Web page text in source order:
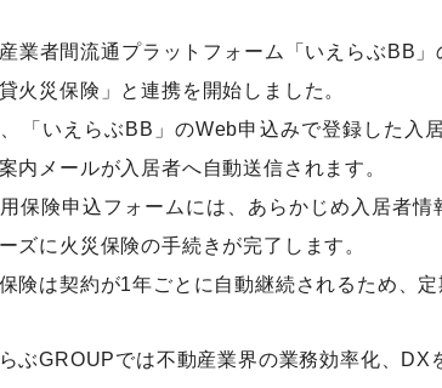
業者間流通プラットフォーム「いえらぶBB
火災保険」と連携を開始しました。
「いえらぶBB」のWeb申込みで登録した入
内メールが入居者へ自動送信されます。
保険申込フォームには、あらかじめ入居者
ズに火災保険の手続きが完了します。
険は契約が1年ごとに自動継続されるため、
ぶGROUPでは不動産業界の業務効率化、DX